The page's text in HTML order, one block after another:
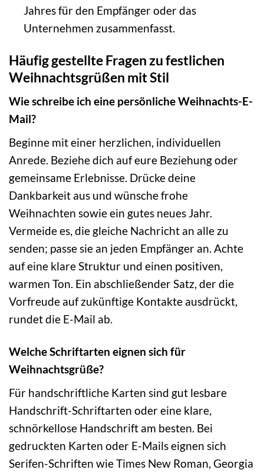
Jahres für den Empfänger oder das
Unternehmen zusammenfasst.
Häufig gestellte Fragen zu festlichen
Weihnachtsgrüßen mit Stil
Wie schreibe ich eine persönliche Weihnachts-E-
Mail?
Beginne mit einer herzlichen, individuellen
Anrede. Beziehe dich auf eure Beziehung oder
gemeinsame Erlebnisse. Drücke deine
Dankbarkeit aus und wünsche frohe
Weihnachten sowie ein gutes neues Jahr.
Vermeide es, die gleiche Nachricht an alle zu
senden; passe sie an jeden Empfänger an. Achte
auf eine klare Struktur und einen positiven,
warmen Ton. Ein abschließender Satz, der die
Vorfreude auf zukünftige Kontakte ausdrückt,
rundet die E-Mail ab.
Welche Schriftarten eignen sich für
Weihnachtsgrüße?
Für handschriftliche Karten sind gut lesbare
Handschrift-Schriftarten oder eine klare,
schnörkellose Handschrift am besten. Bei
gedruckten Karten oder E-Mails eignen sich
Serifen-Schriften wie Times New Roman, Georgia